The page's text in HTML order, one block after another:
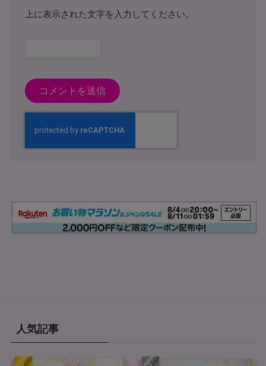
上に表示された文字を入力してください。
人気記事